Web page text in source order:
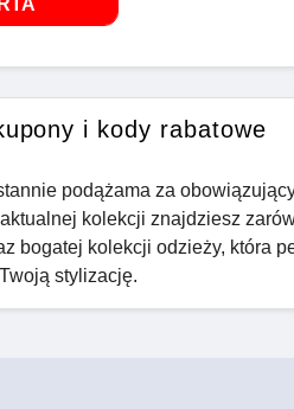
i kody rabatowe
podążama za
kolekcji znajdziesz
bogatej kolekcji odzieży, która
stylizację.